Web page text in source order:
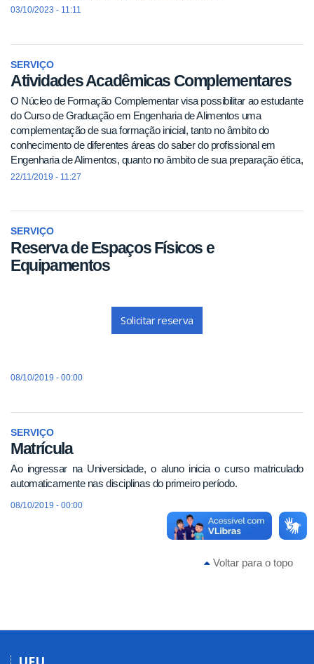
03/10/2023 - 11:11
SERVIÇO
Atividades Acadêmicas Complementares
O Núcleo de Formação Complementar visa possibilitar ao estudante
do Curso de Graduação em Engenharia de Alimentos uma
complementação de sua formação inicial, tanto no âmbito do
conhecimento de diferentes áreas do saber do profissional em
Engenharia de Alimentos, quanto no âmbito de sua preparação ética,
estética e humanista. Trata-se de atividades de caráter acadêmico,
Engenharia de Alimentos.
22/11/2019 - 11:27
SERVIÇO
Reserva de Espaços Físicos e
Equipamentos
Solicitar reserva
08/10/2019 - 00:00
SERVIÇO
Matrícula
Ao ingressar na Universidade, o aluno inicia o curso matriculado
automaticamente nas disciplinas do primeiro período.
08/10/2019 - 00:00
Voltar para o topo